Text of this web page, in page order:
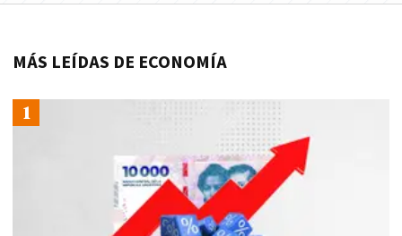
MÁS LEÍDAS DE ECONOMÍA